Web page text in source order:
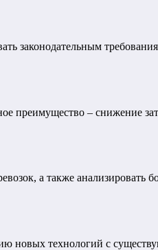
законодательным
преимущество – снижение
а также
новых технологий с